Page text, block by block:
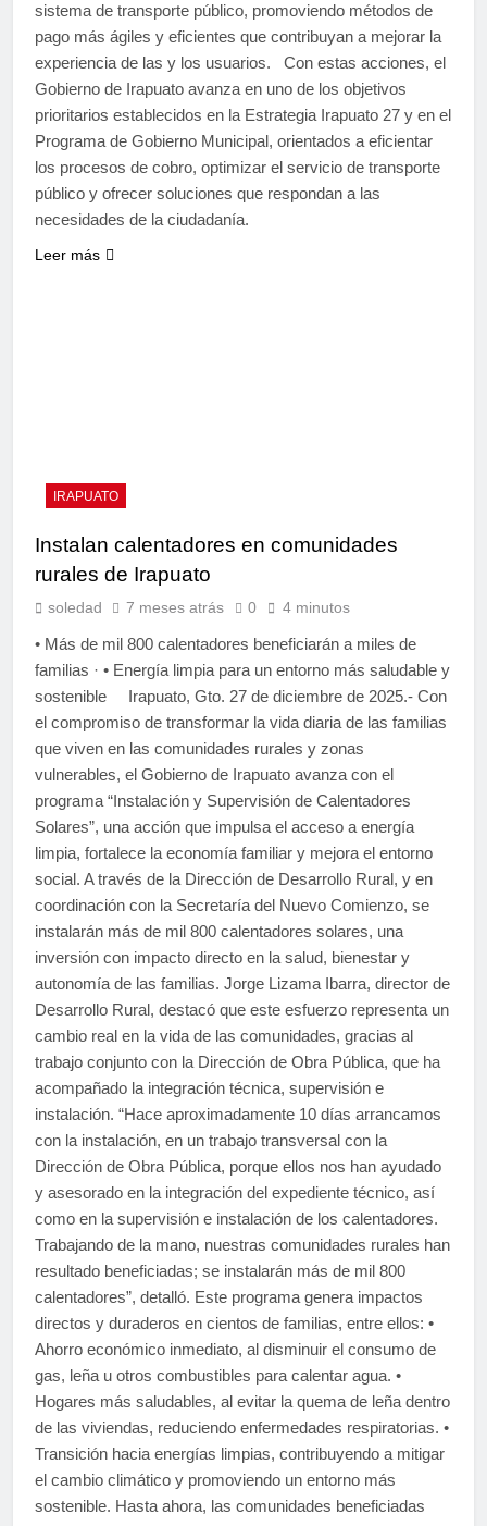
sistema de transporte público, promoviendo métodos de
pago más ágiles y eficientes que contribuyan a mejorar la
experiencia de las y los usuarios. Con estas acciones, el
Gobierno de Irapuato avanza en uno de los objetivos
prioritarios establecidos en la Estrategia Irapuato 27 y en el
Programa de Gobierno Municipal, orientados a eficientar
los procesos de cobro, optimizar el servicio de transporte
público y ofrecer soluciones que respondan a las
necesidades de la ciudadanía.
Leer más
IRAPUATO
Instalan calentadores en comunidades
rurales de Irapuato
soledad 7 meses atrás 0 4 minutos
• Más de mil 800 calentadores beneficiarán a miles de
familias · • Energía limpia para un entorno más saludable y
sostenible Irapuato, Gto. 27 de diciembre de 2025.- Con
el compromiso de transformar la vida diaria de las familias
que viven en las comunidades rurales y zonas
vulnerables, el Gobierno de Irapuato avanza con el
programa “Instalación y Supervisión de Calentadores
Solares”, una acción que impulsa el acceso a energía
limpia, fortalece la economía familiar y mejora el entorno
social. A través de la Dirección de Desarrollo Rural, y en
coordinación con la Secretaría del Nuevo Comienzo, se
instalarán más de mil 800 calentadores solares, una
inversión con impacto directo en la salud, bienestar y
autonomía de las familias. Jorge Lizama Ibarra, director de
Desarrollo Rural, destacó que este esfuerzo representa un
cambio real en la vida de las comunidades, gracias al
trabajo conjunto con la Dirección de Obra Pública, que ha
acompañado la integración técnica, supervisión e
instalación. “Hace aproximadamente 10 días arrancamos
con la instalación, en un trabajo transversal con la
Dirección de Obra Pública, porque ellos nos han ayudado
y asesorado en la integración del expediente técnico, así
como en la supervisión e instalación de los calentadores.
Trabajando de la mano, nuestras comunidades rurales han
resultado beneficiadas; se instalarán más de mil 800
calentadores”, detalló. Este programa genera impactos
directos y duraderos en cientos de familias, entre ellos: •
Ahorro económico inmediato, al disminuir el consumo de
gas, leña u otros combustibles para calentar agua. •
Hogares más saludables, al evitar la quema de leña dentro
de las viviendas, reduciendo enfermedades respiratorias. •
Transición hacia energías limpias, contribuyendo a mitigar
el cambio climático y promoviendo un entorno más
sostenible. Hasta ahora, las comunidades beneficiadas